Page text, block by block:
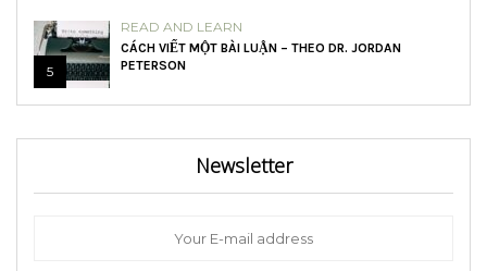
5
READ AND LEARN
CÁCH VIẾT MỘT BÀI LUẬN – THEO DR. JORDAN
PETERSON
Newsletter